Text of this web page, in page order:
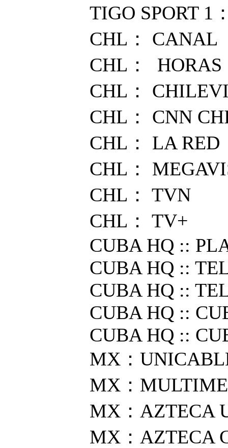
TIGO SPORT 1
CHL： CANAL
CHL： HORAS
CHL：
CHL： CNN
CHL： LA RED
CHL：
CHL： TVN
CHL： TV+
CUBA HQ ::
CUBA HQ ::
CUBA HQ ::
CUBA HQ ::
CUBA HQ ::
MX：
MX：
MX：AZTECA
MX：AZTECA